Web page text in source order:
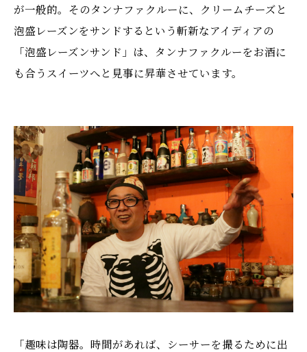
が一般的。そのタンナファクルーに、クリームチーズと
泡盛レーズンをサンドするという斬新なアイディアの
「泡盛レーズンサンド」は、タンナファクルーをお酒に
も合うスイーツへと見事に昇華させています。
「趣味は陶器。時間があれば、シーサーを撮るために出